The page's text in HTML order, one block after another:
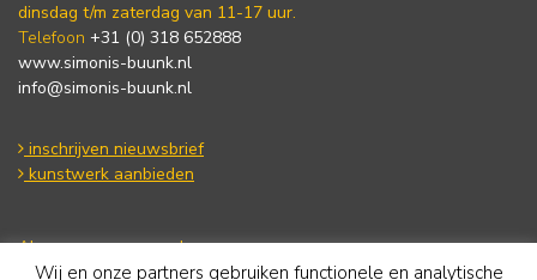
dinsdag t/m zaterdag van 11-17 uur.
Telefoon +31 (0) 318 652888
www.simonis-buunk.nl
info@simonis-buunk.nl
inschrijven nieuwsbrief
kunstwerk aanbieden
Algemene voorwaarden
Privacy statement
Wij en onze partners gebruiken functionele en analytische